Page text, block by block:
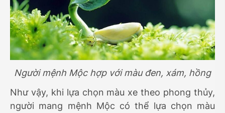
Người mệnh Mộc hợp với màu đen, xám, hồng
Như vậy, khi lựa chọn màu xe theo phong thủy,
người mang mệnh Mộc có thể lựa chọn màu